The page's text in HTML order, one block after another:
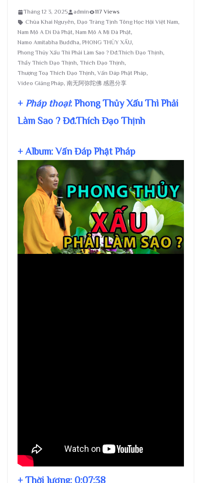
Tháng 12 3, 2025 admin
117 Views
Chùa Khai Nguyên, Đạo Tràng Tịnh Tông Học Hội Việt Nam,
Nam Mô A Di Đà Phật, Nam Mô A Mi Đà Phật,
Namo Amitabha Buddha, PHONG THỦY XẤU,
Phong Thủy Xấu Thì Phải Làm Sao ? Đđ.Thích Đạo Thịnh,
Thầy Thích Đạo Thịnh, Thích Đạo Thịnh,
Thượng Toạ Thích Đạo Thịnh, Vấn Đáp Phật Pháp,
Video Giảng Pháp, 南无阿弥陀佛 感恩分享
+ Pháp thoại: Phong Thủy Xấu Thì Phải
Làm Sao ? Đđ.Thích Đạo Thịnh
+ Album: Vấn Đáp Phật Pháp
+ Thời lượng: 0:07:38